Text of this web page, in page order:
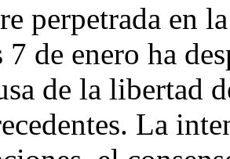
perpetrada en
de enero ha
de la libertad
La